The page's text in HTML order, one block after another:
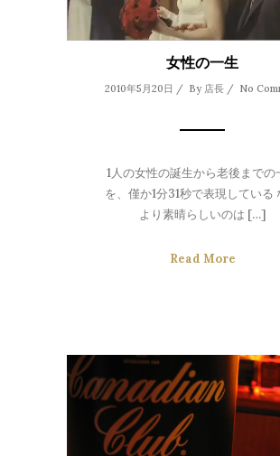
女性の一生
2010年5月20日 / By 店長/ No
1人の女性の誕生から老後までの
を、僅か1分31秒で表現している
より素晴らしいのは […]
Read More